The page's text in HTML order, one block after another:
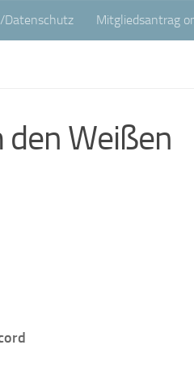
Datenschutz Mitgliedsantrag
Weißen